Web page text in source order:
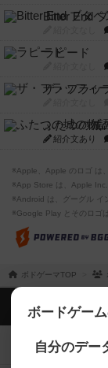
Bitter End
ラピード
ザ・フラッ
ふたつの城
紹介文あり
※Apple、Apple のロゴ は
※App Store は、Apple Inc.
※Android は、グーグル イ
※Google Play とそのロゴ
ボドゲーマTOP
ボードゲー
自分のデー
ボドゲーマ
ボードゲーム